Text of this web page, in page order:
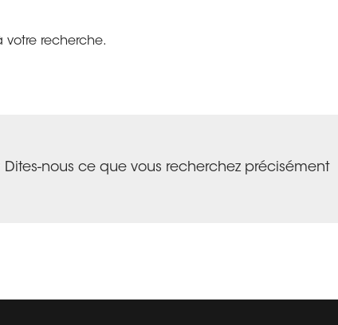
votre recherche.
nous ce que vous recherchez précisément